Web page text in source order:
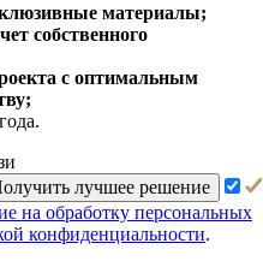
материалы;
собственного
с оптимальным
года.
лучшее решение
на обработку персональных
конфиденциальности.